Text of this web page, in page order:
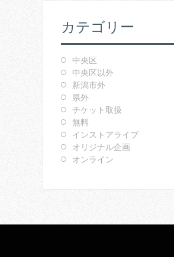
カテゴリー
中央区
中央区以外
新潟市外
県外
チケット取扱
無料
インストアライブ
オリジナル企画
オンライン